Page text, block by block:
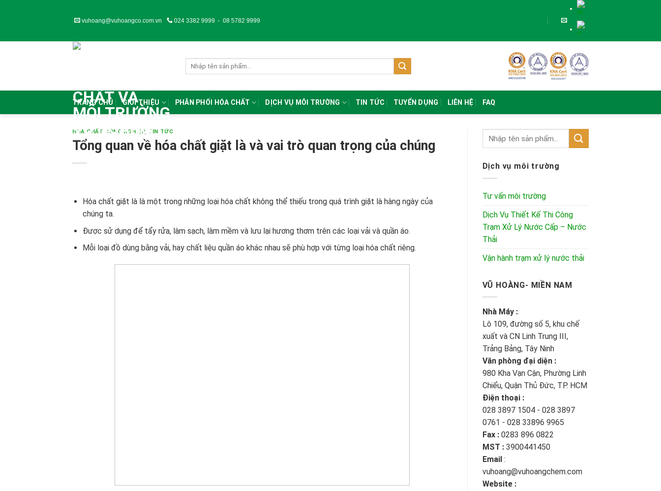
vuhoang@vuhoangco.com.vn 024 3382 9999 - 08 5782 9999
TRANG CHỦ GIỚI THIỆU PHÂN PHỐI HÓA CHẤT DỊCH VỤ MÔI TRƯỜNG TIN TỨC TUYỂN DỤNG LIÊN HỆ FAQ
HÓA CHẤT CÔNG NGHIỆP, TIN TỨC
Tổng quan về hóa chất giặt là và vai trò quan trọng của chúng
Hóa chất giặt là là một trong những loại hóa chất không thể thiếu trong quá trình giặt là hàng ngày của
chúng ta.
Được sử dụng để tẩy rửa, làm sạch, làm mềm và lưu lại hương thơm trên các loại vải và quần áo.
Mỗi loại đồ dùng bằng vải, hay chất liệu quần áo khác nhau sẽ phù hợp với từng loại hóa chất riêng.
Dịch vụ môi trường
Tư vấn môi trường
Dịch Vụ Thiết Kế Thi Công
Trạm Xử Lý Nước Cấp – Nước
Thải
Vận hành trạm xử lý nước thải
VŨ HOÀNG- MIỀN NAM
Nhà Máy :
Lô 109, đường số 5, khu chế
xuất và CN Linh Trung III,
Trảng Bảng, Tây Ninh
Văn phòng đại diện :
980 Kha Vạn Cận, Phường Linh
Chiểu, Quận Thủ Đức, TP. HCM
Điện thoại :
028 3897 1504 - 028 3897
0761 - 028 33896 9965
Fax : 0283 896 0822
MST : 3900441450
Email :
vuhoang@vuhoangchem.com
Website :